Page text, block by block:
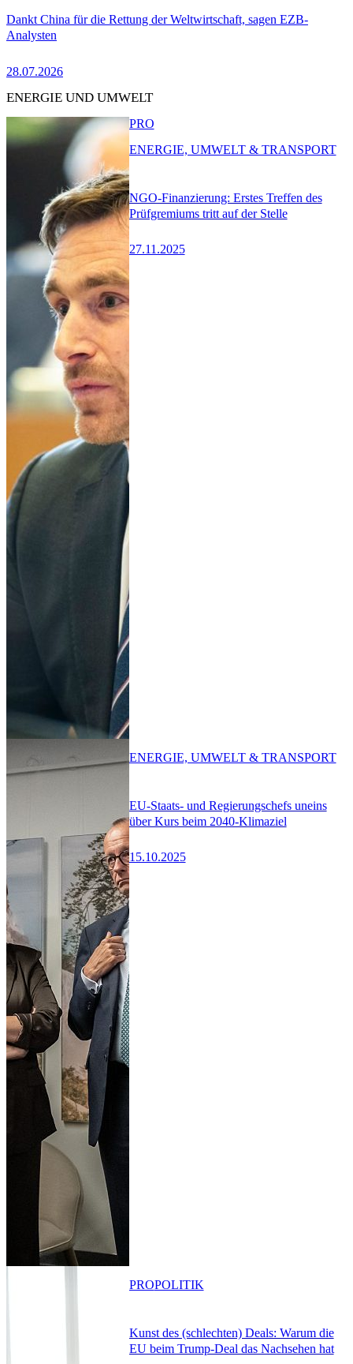
Dankt China für die Rettung der Weltwirtschaft, sagen EZB-
Analysten
28.07.2026
ENERGIE UND UMWELT
NGO-Finanzierung: Erstes Treffen des
Prüfgremiums tritt auf der Stelle
27.11.2025
PRO
ENERGIE, UMWELT & TRANSPORT
EU-Staats- und Regierungschefs uneins
über Kurs beim 2040-Klimaziel
15.10.2025
ENERGIE, UMWELT & TRANSPORT
Kunst des (schlechten) Deals: Warum die
EU beim Trump-Deal das Nachsehen hat
PROPOLITIK